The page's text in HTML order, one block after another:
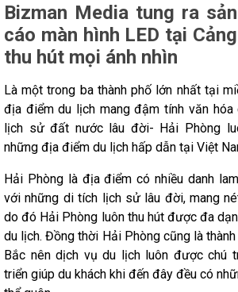
Bizman Media tung ra
cáo màn hình LED tại
thu hút mọi ánh nhìn
Là một trong ba thành phố lớn nhất tại
địa điểm du lịch mang đậm tính văn
lịch sử đất nước lâu đời- Hải Phòng
những địa điểm du lịch hấp dẫn tại Việt
Hải Phòng là địa điểm có nhiều danh
với những di tích lịch sử lâu đời, mang
do đó Hải Phòng luôn thu hút được đa
du lịch. Đồng thời Hải Phòng cũng là
Bắc nên dịch vụ du lịch luôn được chú
triển giúp du khách khi đến đây đều có